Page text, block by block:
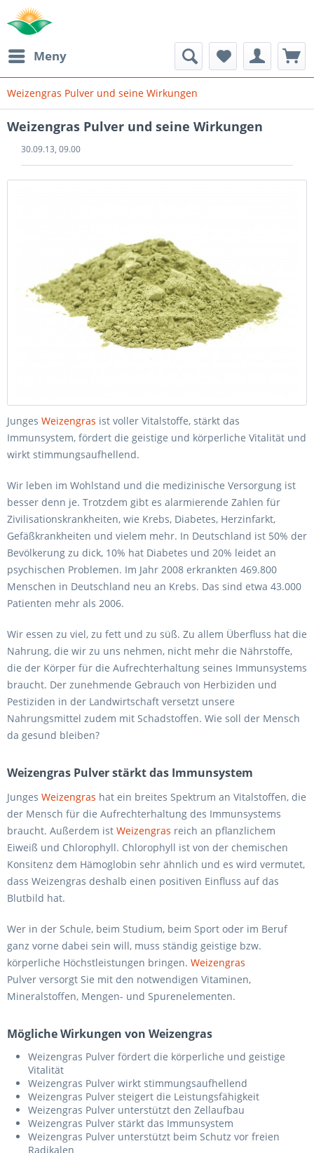
Meny
Weizengras Pulver und seine Wirkungen
Weizengras Pulver und seine Wirkungen
30.09.13, 09.00
Junges Weizengras ist voller Vitalstoffe, stärkt das
Immunsystem, fördert die geistige und körperliche Vitalität und
wirkt stimmungsaufhellend.
Wir leben im Wohlstand und die medizinische Versorgung ist
besser denn je. Trotzdem gibt es alarmierende Zahlen für
Zivilisationskrankheiten, wie Krebs, Diabetes, Herzinfarkt,
Gefäßkrankheiten und vielem mehr. In Deutschland ist 50% der
Bevölkerung zu dick, 10% hat Diabetes und 20% leidet an
psychischen Problemen. Im Jahr 2008 erkrankten 469.800
Menschen in Deutschland neu an Krebs. Das sind etwa 43.000
Patienten mehr als 2006.
Wir essen zu viel, zu fett und zu süß. Zu allem Überfluss hat die
Nahrung, die wir zu uns nehmen, nicht mehr die Nährstoffe,
die der Körper für die Aufrechterhaltung seines Immunsystems
braucht. Der zunehmende Gebrauch von Herbiziden und
Pestiziden in der Landwirtschaft versetzt unsere
Nahrungsmittel zudem mit Schadstoffen. Wie soll der Mensch
da gesund bleiben?
Weizengras Pulver stärkt das Immunsystem
Junges Weizengras hat ein breites Spektrum an Vitalstoffen, die
der Mensch für die Aufrechterhaltung des Immunsystems
braucht. Außerdem ist Weizengras reich an pflanzlichem
Eiweiß und Chlorophyll. Chlorophyll ist von der chemischen
Konsitenz dem Hämoglobin sehr ähnlich und es wird vermutet,
dass Weizengras deshalb einen positiven Einfluss auf das
Blutbild hat.
Wer in der Schule, beim Studium, beim Sport oder im Beruf
ganz vorne dabei sein will, muss ständig geistige bzw.
körperliche Höchstleistungen bringen. Weizengras
Pulver versorgt Sie mit den notwendigen Vitaminen,
Mineralstoffen, Mengen- und Spurenelementen.
Mögliche Wirkungen von Weizengras
Weizengras Pulver fördert die körperliche und geistige
Vitalität
Weizengras Pulver wirkt stimmungsaufhellend
Weizengras Pulver steigert die Leistungsfähigkeit
Weizengras Pulver unterstützt den Zellaufbau
Weizengras Pulver stärkt das Immunsystem
Weizengras Pulver unterstützt beim Schutz vor freien
Radikalen